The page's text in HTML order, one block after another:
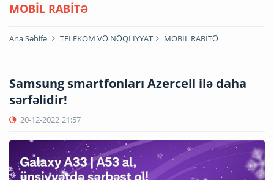
MOBİL RABİTƏ
Ana Səhifə TELEKOM VƏ NƏQLİYYAT MOBİL RABİTƏ
Samsung smartfonları Azercell ilə daha
sərfəlidir!
20-12-2022 21:57